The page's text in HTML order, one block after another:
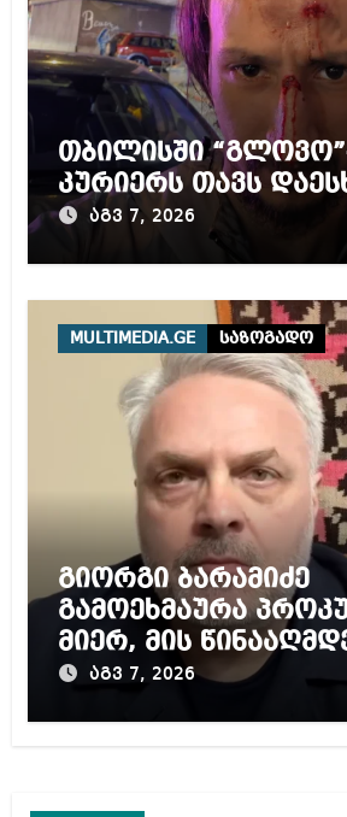
თბილისში
კურიერს თავს
აგვ 7, 2026
MULTIMEDIA.GE საზოგადო
გიორგი ბარამიძე
გამოეხმაურა
მიერ, მის
დაწყებულ
აგვ 7, 2026